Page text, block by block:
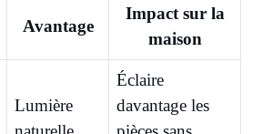
Avantage
Impact sur la
maison
Lumière
Éclaire
davantage les